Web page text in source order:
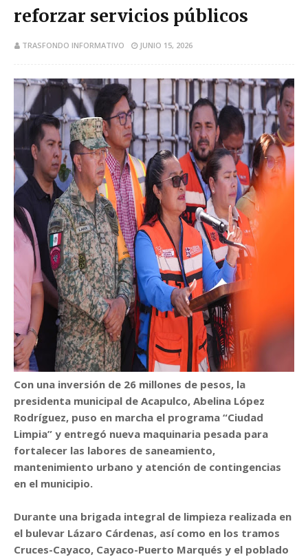
reforzar servicios públicos
TRASFONDO INFORMATIVO JUNIO 15, 2026
Con una inversión de 26 millones de pesos, la
presidenta municipal de Acapulco, Abelina López
Rodríguez, puso en marcha el programa “Ciudad
Limpia” y entregó nueva maquinaria pesada para
fortalecer las labores de saneamiento,
mantenimiento urbano y atención de contingencias
en el municipio.
Durante una brigada integral de limpieza realizada en
el bulevar Lázaro Cárdenas, así como en los tramos
Cruces-Cayaco, Cayaco-Puerto Marqués y el poblado